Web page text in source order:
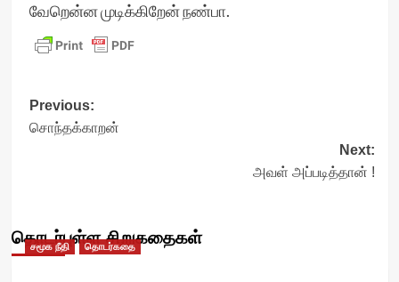
வேறென்ன முடிக்கிறேன் நண்பா.
Post
navigation
Previous:
சொந்தக்காறன்
Next:
அவள் அப்படித்தான் !
தொடர்புள்ள சிறுகதைகள்
சமூக நீதி தொடர்கதை